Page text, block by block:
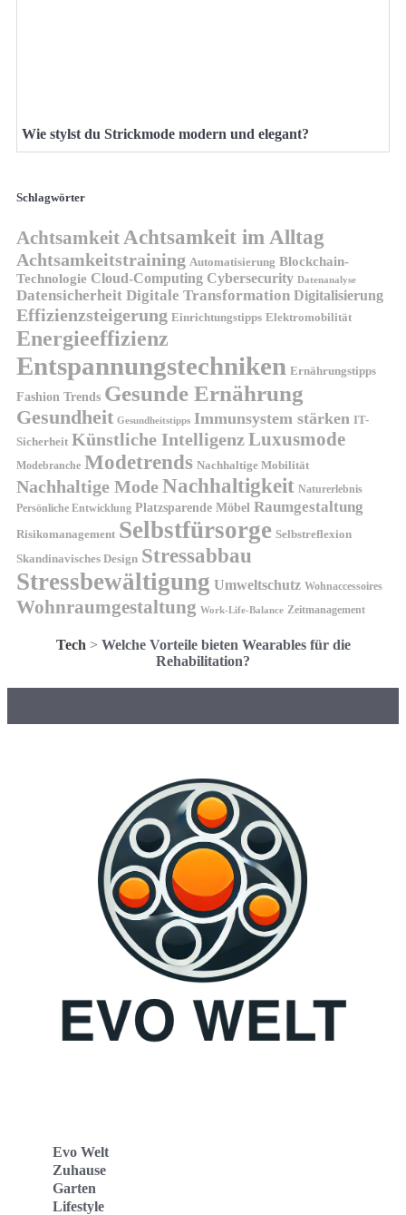
Wie stylst du Strickmode modern und elegant?
Schlagwörter
AchtsamkeitAchtsamkeit im Alltag
Achtsamkeitstraining Automatisierung Blockchain-
Technologie Cloud-Computing Cybersecurity Datenanalyse
Datensicherheit Digitale Transformation Digitalisierung
Effizienzsteigerung Einrichtungstipps Elektromobilität
Energieeffizienz
Entspannungstechniken Ernährungstipps
Fashion Trends Gesunde Ernährung
Gesundheit Gesundheitstipps Immunsystem stärken IT-
Sicherheit Künstliche IntelligenzLuxusmode
Modebranche Modetrends Nachhaltige Mobilität
Nachhaltige ModeNachhaltigkeit Naturerlebnis
Persönliche Entwicklung Platzsparende Möbel Raumgestaltung
Risikomanagement Selbstfürsorge Selbstreflexion
Skandinavisches Design Stressabbau
Stressbewältigung Umweltschutz Wohnaccessoires
Wohnraumgestaltung Work-Life-Balance Zeitmanagement
Tech > Welche Vorteile bieten Wearables für die
Rehabilitation?
Evo Welt
Zuhause
Garten
Lifestyle